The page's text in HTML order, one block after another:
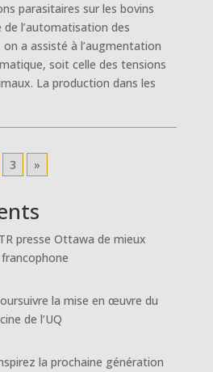
parasitaires sur les bovins
l’automatisation des
a assisté à l’augmentation
soit celle des tensions
La production dans les
3 »
presse Ottawa de mieux
la mise en œuvre du
de l’UQ
la prochaine génération